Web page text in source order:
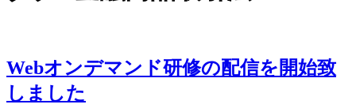
え
プ
Webオンデマンド研修の配信を開始致
しました